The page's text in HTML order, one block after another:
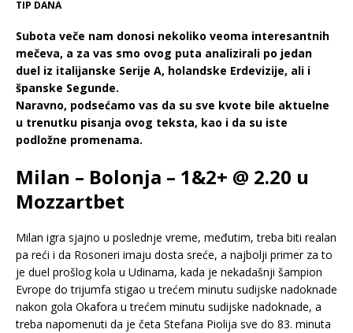
TIP DANA
Subota veče nam donosi nekoliko veoma interesantnih
mečeva, a za vas smo ovog puta analizirali po jedan
duel iz italijanske Serije A, holandske Erdevizije, ali i
španske Segunde.
Naravno, podsećamo vas da su sve kvote bile aktuelne
u trenutku pisanja ovog teksta, kao i da su iste
podložne promenama.
Milan – Bolonja – 1&2+ @ 2.20 u
Mozzartbet
Milan igra sjajno u poslednje vreme, međutim, treba biti realan
pa reći i da Rosoneri imaju dosta sreće, a najbolji primer za to
je duel prošlog kola u Udinama, kada je nekadašnji šampion
Evrope do trijumfa stigao u trećem minutu sudijske nadoknade
nakon gola Okafora u trećem minutu sudijske nadoknade, a
treba napomenuti da je četa Stefana Piolija sve do 83. minuta